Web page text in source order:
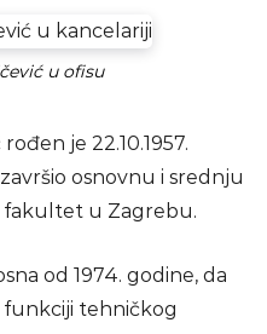
u ofisu
je 22.10.1957.
osnovnu i srednju
fakultet u Zagrebu.
od 1974. godine, da
funkciji tehničkog